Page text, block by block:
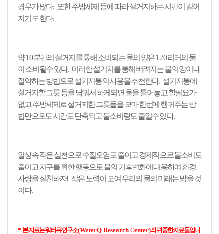
경우가 많다. 또한 주방세제 등에 따라 설거지하는 시간이 길어
지기도 한다.
약10분간의 설거지를 통해 소비되는 물의 양은120리터의 물
이 소비될수 있다. 이러한 설거지를 통해 버려지는 물의 양이나
절약하는 방법으로 설거지통의 사용을 추천한다. 설거지통에
설거지할 그릇 등을 담궈서 하게되면 물을 틀어놓고 할필요가
없고 주방세제로 설거지한 그릇들을 모아 한번에 헹궈주는 방
법만으로도 시간도 단축되고 물소비량도 줄일수 있다.
일상속 작은 실천으로 수질오염도 줄이고 경제적으르 물소비도
줄이고 지구를 위한 행동으로 물의 기후변화에 대응하여 환경
사랑을 실천하자! 작은 노력이 모여 우리의 물의 미래는 밝을 것
이다.
* 본 자료는 워터큐 연구소(WaterQ Research Center)의 귀중한 자료들입니